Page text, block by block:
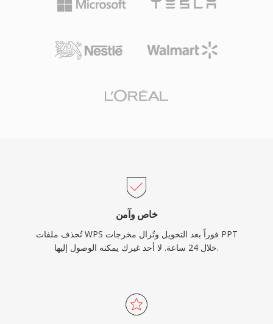
خاص وآمن
تُحذف ملفات WPS فوراً بعد التحويل وتُزال مخرجات PPT
خلال 24 ساعة. لا أحد غيرك يمكنه الوصول إليها.